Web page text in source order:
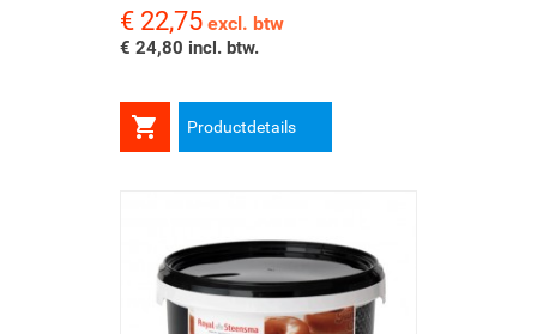
Prijs
€ 22,75 excl. btw
€ 24,80 incl. btw.
 Productdetails